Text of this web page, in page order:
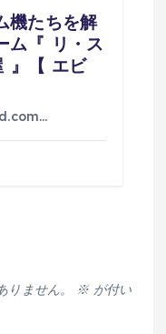
機たちを解
ム『 リ・ス
』【 エビ
ません。 ※が付い